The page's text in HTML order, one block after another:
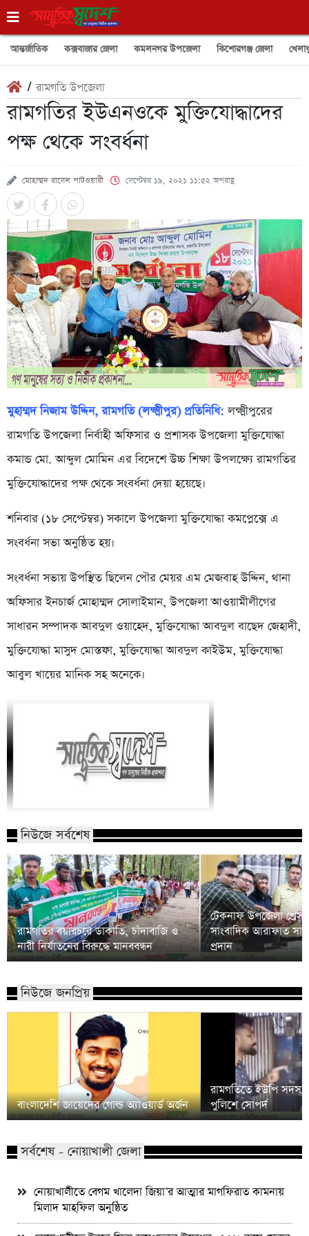
আন্তর্জাতিক কক্সবাজার জেলা কমলনগর উপজেলা কিশোরগঞ্জ জেলা
/রামগতি উপজেলা
রামগতির ইউএনওকে মুক্তিযোদ্ধাদের
পক্ষ থেকে সংবর্ধনা
মোহাম্মদ রাসেল পাটওয়ারী সেপ্টেম্বর ১৯, ২০২১ ১১:৫২ অপরাহ্ণ
মুহাম্মদ নিজাম উদ্দিন, রামগতি (লক্ষ্মীপুর) প্রতিনিধি: লক্ষ্মীপুরের
রামগতি উপজেলা নির্বাহী অফিসার ও প্রশাসক উপজেলা মুক্তিযোদ্ধা
কমান্ড মো. আব্দুল মোমিন এর বিদেশে উচ্চ শিক্ষা উপলক্ষ্যে রামগতির
মুক্তিযোদ্ধাদের পক্ষ থেকে সংবর্ধনা দেয়া হয়েছে।
শনিবার (১৮ সেপ্টেম্বর) সকালে উপজেলা মুক্তিযোদ্ধা কমপ্লেক্সে এ
সংবর্ধনা সভা অনুষ্ঠিত হয়।
সংবর্ধনা সভায় উপস্থিত ছিলেন পৌর মেয়র এম মেজবাহ উদ্দিন, থানা
অফিসার ইনচার্জ মোহাম্মদ সোলাইমান, উপজেলা আওয়ামীলীগের
সাধারন সম্পাদক আবদুল ওয়াহেদ, মুক্তিযোদ্ধা আবদুল বাছেদ জেহাদী,
মুক্তিযোদ্ধা মাসুদ মোস্তফা, মুক্তিযোদ্ধা আবদুল কাইউম, মুক্তিযোদ্ধা
আবুল খায়ের মানিক সহ অনেকে।
নিউজে সর্বশেষ
রামগতির বয়ারচরে ডাকাতি, চাঁদাবাজি ও
নারী নির্যাতনের বিরুদ্ধে মানববন্ধন
টেকনাফ উপজেলা
সাংবাদিক আরাফাত
প্রদান
নিউজে জনপ্রিয়
বাংলাদেশি জায়েদের গোল্ড অ্যাওয়ার্ড অর্জন
রামগতিতে ইউপি
পুলিশে সোপর্দ
সর্বশেষ - নোয়াখালী জেলা
নোয়াখালীতে বেগম খালেদা জিয়া’র আত্মার মাগফিরাত কামনায়
মিলাদ মাহফিল অনুষ্ঠিত